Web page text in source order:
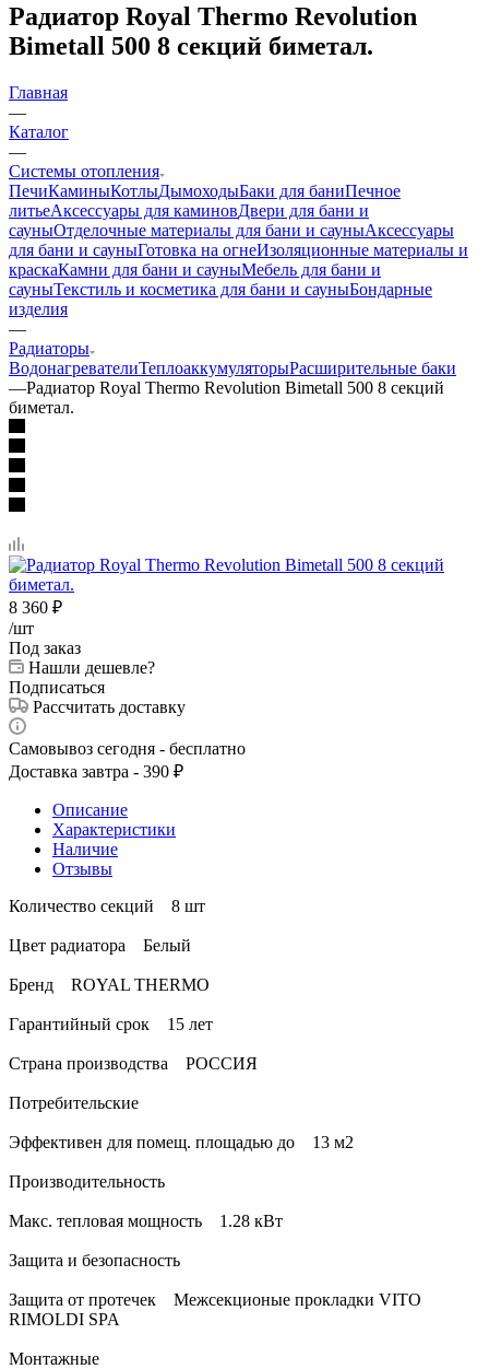
Радиатор Royal Thermo Revolution
Bimetall 500 8 секций биметал.
Главная
—
Каталог
—
Системы отопления
ПечиКаминыКотлыДымоходыБаки для баниПечное
литьеАксессуары для каминовДвери для бани и
сауныОтделочные материалы для бани и сауныАксессуары
для бани и сауныГотовка на огнеИзоляционные материалы и
краскаКамни для бани и сауныМебель для бани и
сауныТекстиль и косметика для бани и сауныБондарные
изделия
—
Радиаторы
ВодонагревателиТеплоаккумуляторыРасширительные баки
—Радиатор Royal Thermo Revolution Bimetall 500 8 секций
биметал.
8 360 ₽
/шт
Под заказ
Нашли дешевле?
Подписаться
Рассчитать доставку
Самовывоз сегодня - бесплатно
Доставка завтра - 390 ₽
Описание
Характеристики
Наличие
Отзывы
Количество секций 8 шт
Цвет радиатора Белый
Бренд ROYAL THERMO
Гарантийный срок 15 лет
Страна производства РОССИЯ
Потребительские
Эффективен для помещ. площадью до 13 м2
Производительность
Макс. тепловая мощность 1.28 кВт
Защита и безопасность
Защита от протечек Межсекционые прокладки VITO
RIMOLDI SPA
Монтажные